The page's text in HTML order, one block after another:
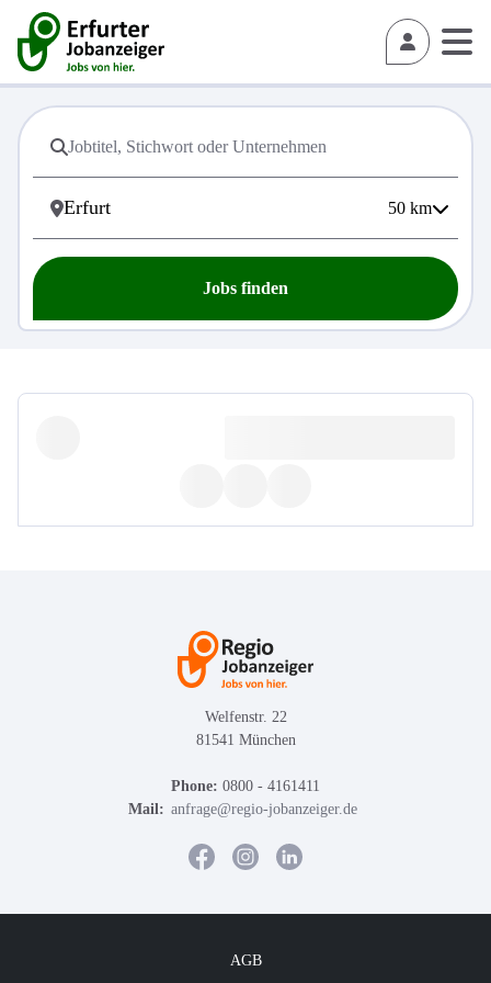
50 km
Jobs finden
Welfenstr. 22
81541 München
Phone: 0800 - 4161411
Mail: anfrage@regio-jobanzeiger.de
AGB